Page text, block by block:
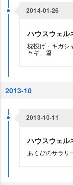
2014-01-26
ハウスウェル
枕投げ・ギガシ
ャキ」篇
2013-10
2013-10-11
ハウスウェル
あくびのサラリ